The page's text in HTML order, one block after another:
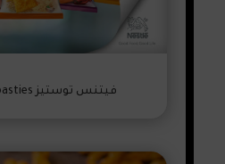
فيتنس توستيز Fitness Toasties